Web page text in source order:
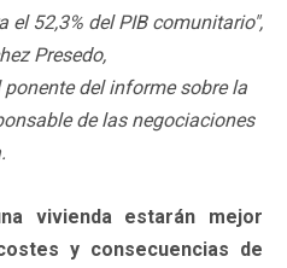
el 52,3% del PIB comunitario",
Presedo,
del informe sobre la
de las negociaciones
vivienda estarán mejor
y consecuencias de